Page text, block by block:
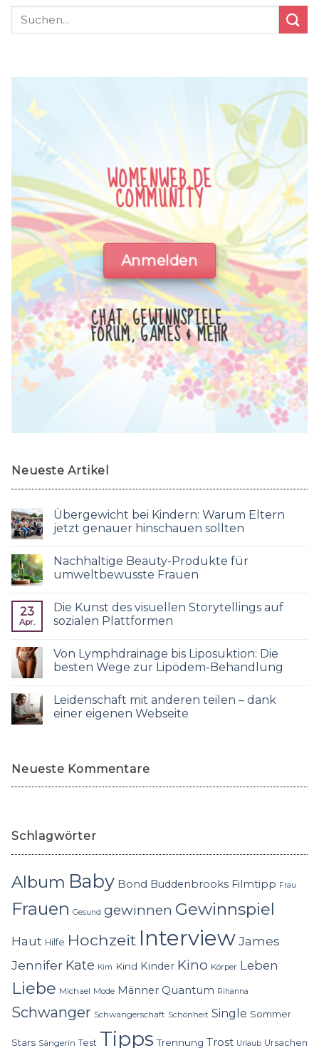
WOMENWEB.DE
COMMUNITY
Anmelden
CHAT, GEWINNSPIELE,
FORUM, GAMES & MEHR
Neueste Artikel
Übergewicht bei Kindern: Warum Eltern
jetzt genauer hinschauen sollten
Nachhaltige Beauty-Produkte für
umweltbewusste Frauen
23
Apr.
Die Kunst des visuellen Storytellings auf
sozialen Plattformen
Von Lymphdrainage bis Liposuktion: Die
besten Wege zur Lipödem-Behandlung
Leidenschaft mit anderen teilen – dank
einer eigenen Webseite
Neueste Kommentare
Schlagwörter
Album Baby Bond Buddenbrooks Filmtipp Frau
Frauen Gesund gewinnen Gewinnspiel
Haut Hilfe Hochzeit InterviewJames
Jennifer Kate Kim Kind Kinder Kino Körper Leben
Liebe Michael Mode Männer Quantum Rihanna
Schwanger Schwangerschaft Schönheit Single Sommer
Stars Sängerin Test Tipps Trennung Trost Urlaub Ursachen